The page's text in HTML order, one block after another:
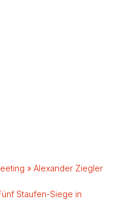
» Alexander Ziegler
Staufen-Siege in